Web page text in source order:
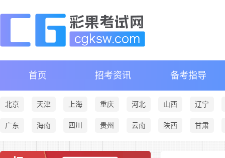
首页 招考资讯 备考指导
北京 天津 上海 重庆 河北 山西 辽宁
广东 海南 四川 贵州 云南 陕西 甘肃